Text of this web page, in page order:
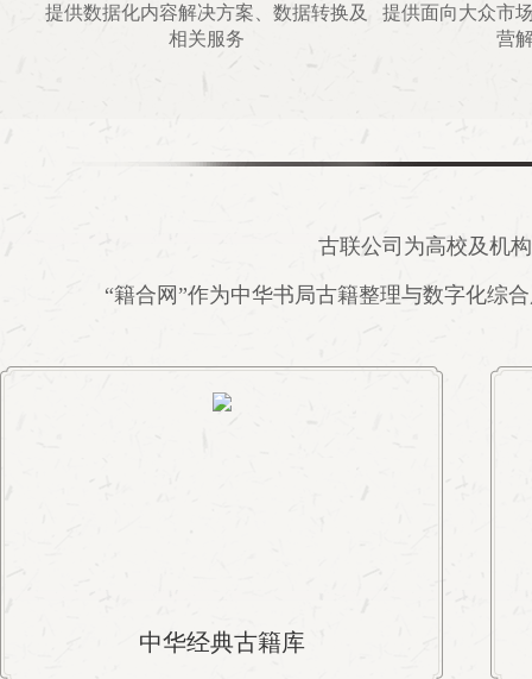
提供数据化内容解决方案、数据转换及
相关服务
提供面向大众市
营
古联公司为高校及机
“籍合网”作为中华书局古籍整理与数字化综
中华经典古籍库